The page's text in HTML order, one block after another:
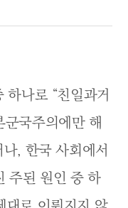
나로 “친일과거
군국주의에만 해
, 한국 사회에서
주된 원인 중 하